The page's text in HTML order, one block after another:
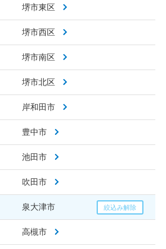
堺市東区
堺市西区
堺市南区
堺市北区
岸和田市
豊中市
池田市
吹田市
泉大津市
高槻市